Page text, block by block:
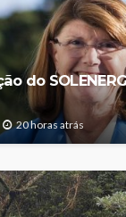
do
20 horas atrás